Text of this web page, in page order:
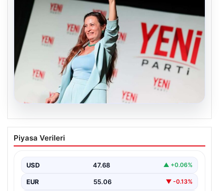
Manisa’da Rüşvet Soruşturması: Yeni
Parti İl Başkanı İlksen Özalper
Manisa'da yaşanan rüşvet operasyonu kapsamında
gözaltına…
Piyasa Verileri
USD 47.68 ▲ +0.06%
EUR 55.06 ▼ -0.13%